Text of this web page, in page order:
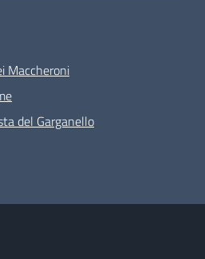
Maccheroni
del Garganello